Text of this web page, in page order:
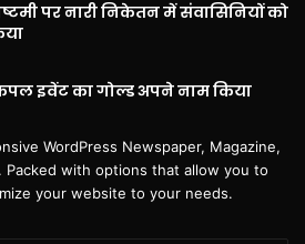
पर नारी निकेतन में संवासिनियों को
इवेंट का गोल्ड अपने नाम किया
WordPress Newspaper, Magazine,
Packed with options that allow you to
your website to your needs.